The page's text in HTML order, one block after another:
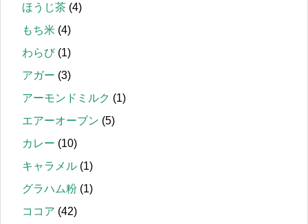
ほうじ茶 (4)
もち米 (4)
わらび(1)
アガー (3)
アーモンドミルク (1)
エアーオーブン (5)
カレー (10)
キャラメル (1)
グラハム粉 (1)
ココア (42)